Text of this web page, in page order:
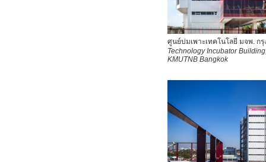
ศูนย์บ่มเพาะเทคโนโลยี มจพ. กรุ
Technology Incubator
KMUTNB Bangkok